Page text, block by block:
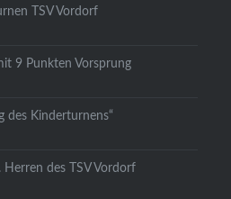
TSV Vordorf
9 Punkten Vorsprung
des Kinderturnens“
Herren des TSV Vordorf